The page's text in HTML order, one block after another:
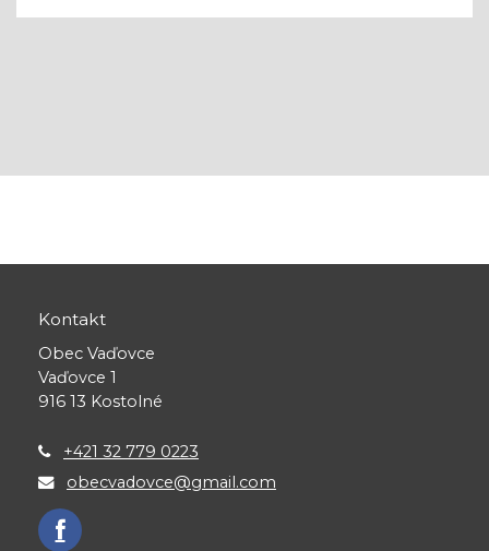
Kontakt
Obec Vaďovce
Vaďovce 1
916 13 Kostolné
+421 32 779 0223
obecvadovce@gmail.com